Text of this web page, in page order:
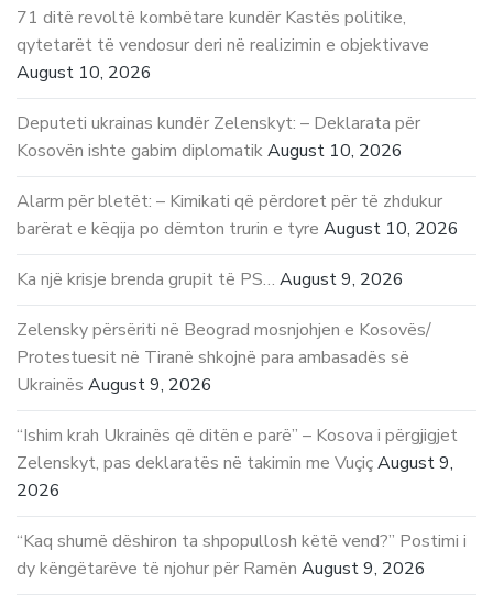
71 ditë revoltë kombëtare kundër Kastës politike,
qytetarët të vendosur deri në realizimin e objektivave
August 10, 2026
Deputeti ukrainas kundër Zelenskyt: – Deklarata për
Kosovën ishte gabim diplomatikAugust 10, 2026
Alarm për bletët: – Kimikati që përdoret për të zhdukur
barërat e këqija po dëmton trurin e tyre August 10, 2026
Ka një krisje brenda grupit të PS… August 9, 2026
Zelensky përsëriti në Beograd mosnjohjen e Kosovës/
Protestuesit në Tiranë shkojnë para ambasadës së
Ukrainës August 9, 2026
“Ishim krah Ukrainës që ditën e parë” – Kosova i përgjigjet
Zelenskyt, pas deklaratës në takimin me VuçiçAugust 9,
2026
“Kaq shumë dëshiron ta shpopullosh këtë vend?” Postimi i
dy këngëtarëve të njohur për Ramën August 9, 2026